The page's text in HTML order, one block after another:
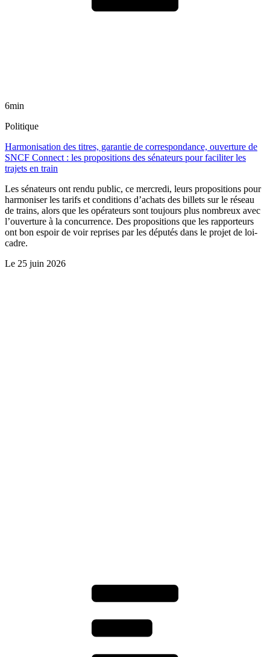
6min
Politique
Harmonisation des titres, garantie de correspondance, ouverture de
SNCF Connect : les propositions des sénateurs pour faciliter les
trajets en train
Les sénateurs ont rendu public, ce mercredi, leurs propositions pour
harmoniser les tarifs et conditions d’achats des billets sur le réseau
de trains, alors que les opérateurs sont toujours plus nombreux avec
l’ouverture à la concurrence. Des propositions que les rapporteurs
ont bon espoir de voir reprises par les députés dans le projet de loi-
cadre.
Le 25 juin 2026